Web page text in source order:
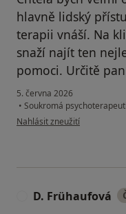
hlavně lidský
terapii vnáší. Na
snaží najít ten
pomoci. Určitě
5. června 2026
• Soukromá
podle názoru uživatele Katka
Nahlásit zneužití
D. Frühaufová